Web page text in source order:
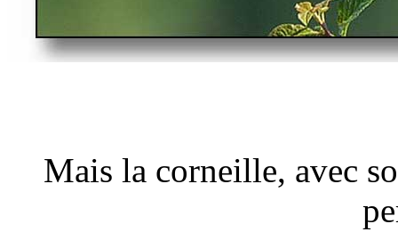
Mais la corneille, avec